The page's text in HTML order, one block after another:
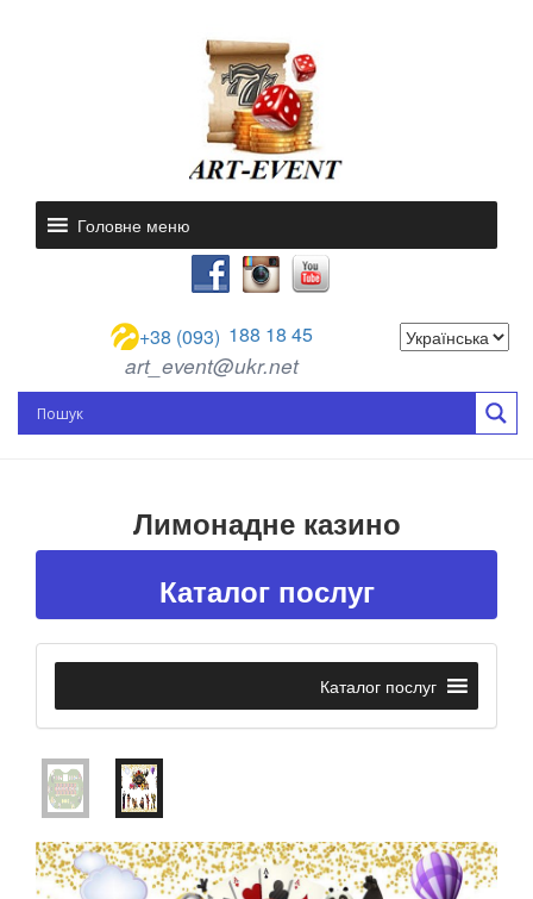
Головне меню
+38 (093) 188 18 45
art_event@ukr.net
Лимонадне казино
Каталог послуг
Каталог послуг